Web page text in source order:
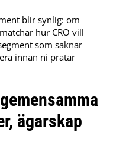
blir synlig: om
hur CRO vill
som saknar
innan ni pratar
ägarskap